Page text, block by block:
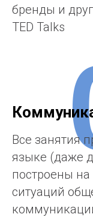
запоминать
Все занятия
языке (даже
построены